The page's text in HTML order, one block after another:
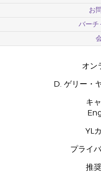
お
バーチ
オン
D. ゲリー・
キ
YL
プライ
推